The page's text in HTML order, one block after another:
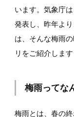
います。気象庁
発表し、昨年よ
は、そんな梅雨
リをご紹介します
梅雨ってな
梅雨とは、春の